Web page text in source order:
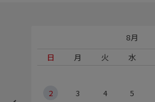
8月
日
月 火 水
2
3 4 5